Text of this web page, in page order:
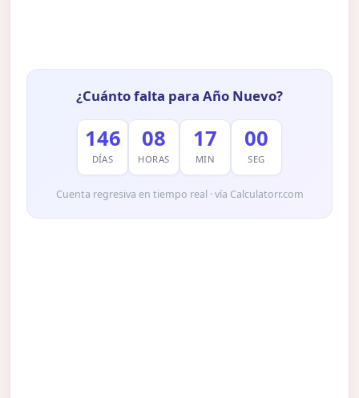
¿Cuánto falta para Año Nuevo?
146
DÍAS
08
HORAS
16
MIN
59
SEG
Cuenta regresiva en tiempo real · vía Calculatorr.com